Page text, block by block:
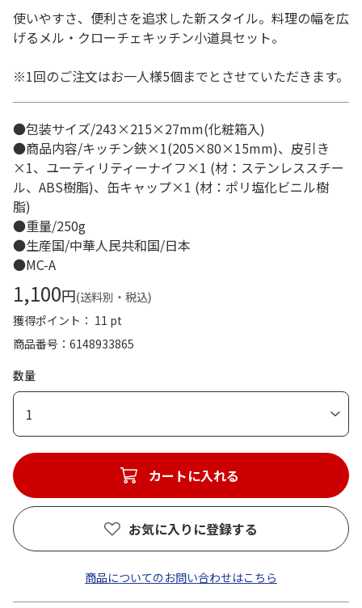
使いやすさ、便利さを追求した新スタイル。料理の幅を広
げるメル・クローチェキッチン小道具セット。
※1回のご注文はお一人様5個までとさせていただきます。
●包装サイズ/243×215×27mm(化粧箱入)
●商品内容/キッチン鋏×1(205×80×15mm)、皮引き
×1、ユーティリティーナイフ×1 (材：ステンレススチー
ル、ABS樹脂)、缶キャップ×1 (材：ポリ塩化ビニル樹
脂)
●重量/250g
●生産国/中華人民共和国/日本
●MC-A
1,100円(送料別・税込)
獲得ポイント： 11 pt
商品番号
6148933865
数量
1
カートに入れる
お気に入りに登録する
商品についてのお問い合わせはこちら